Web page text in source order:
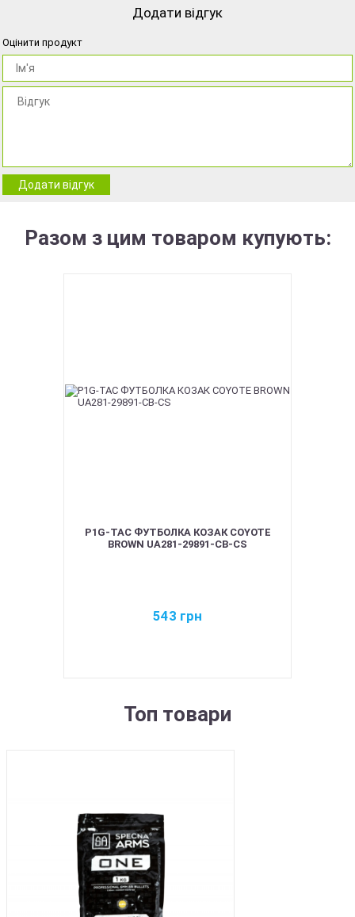
Додати відгук
Оцінити продукт
Додати відгук
Разом з цим товаром купують:
P1G-TAC ФУТБОЛКА КОЗАК COYOTE
BROWN UA281-29891-CB-CS
543 грн
Топ товари